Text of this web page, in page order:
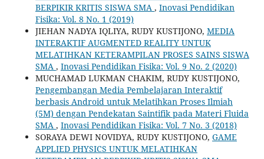
BERPIKIR KRITIS SISWA SMA , Inovasi Pendidikan
Fisika: Vol. 8 No. 1 (2019)
JIEHAN NADYA IQLIYA, RUDY KUSTIJONO, MEDIA
INTERAKTIF AUGMENTED REALITY UNTUK
MELATIHKAN KETERAMPILAN PROSES SAINS SISWA
SMA , Inovasi Pendidikan Fisika: Vol. 9 No. 2 (2020)
MUCHAMAD LUKMAN CHAKIM, RUDY KUSTIJONO,
Pengembangan Media Pembelajaran Interaktif
berbasis Android untuk Melatihkan Proses Ilmiah
(5M) dengan Pendekatan Saintifik pada Materi Fluida
SMA , Inovasi Pendidikan Fisika: Vol. 7 No. 3 (2018)
SORAYA DEWI NOVIDYA, RUDY KUSTIJONO, GAME
APPLIED PHYSICS UNTUK MELATIHKAN